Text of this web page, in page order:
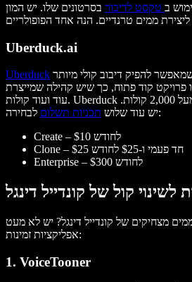
ב טקסט לדיבור בסרטונים שלו. יש המון
Uberduck.ai
Uberduck
זהו פרויקט קוד פתוח, כך שיש קהילה שמייצרת
, עם מעל 2,000 קולות.
יש עוד שלוש תכניות תשלום
לבחירה:
Create – $10 לחודש
Clone – $25 חד פעמי ו-$25 לחודש
Enterprise – $300 לחודש
לשינוי קול של קונדייל דינגל
מצחיקים של קונדייל דינגל? יש לא מעט
אפליקציות זמינות:
1. VoiceTooner